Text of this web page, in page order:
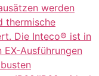
werden
thermische
Die Inteco® ist in
Ausführungen